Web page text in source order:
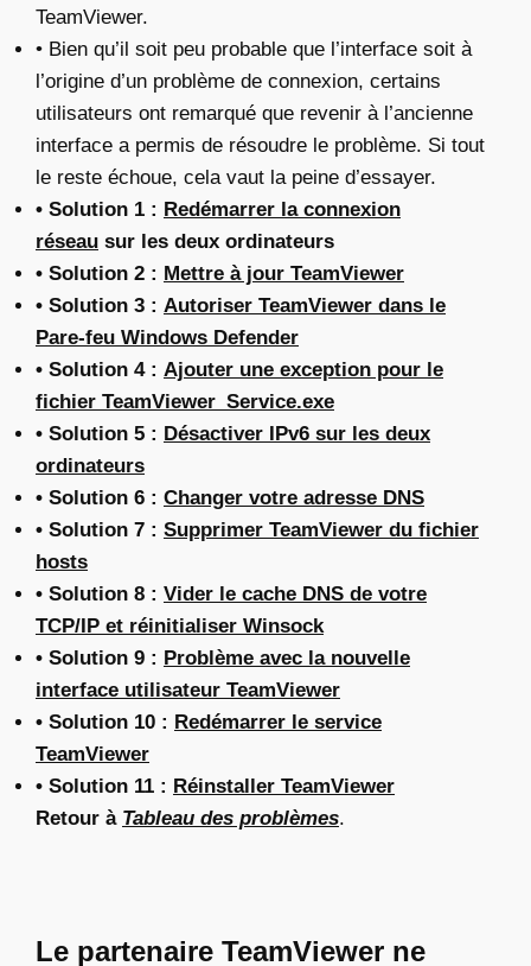
TeamViewer.
• Bien qu’il soit peu probable que l’interface soit à
l’origine d’un problème de connexion, certains
utilisateurs ont remarqué que revenir à l’ancienne
interface a permis de résoudre le problème. Si tout
le reste échoue, cela vaut la peine d’essayer.
• Solution 1 : Redémarrer la connexion
réseau sur les deux ordinateurs
• Solution 2 : Mettre à jour TeamViewer
• Solution 3 : Autoriser TeamViewer dans le
Pare-feu Windows Defender
• Solution 4 : Ajouter une exception pour le
fichier TeamViewer_Service.exe
• Solution 5 : Désactiver IPv6 sur les deux
ordinateurs
• Solution 6 : Changer votre adresse DNS
• Solution 7 : Supprimer TeamViewer du fichier
hosts
• Solution 8 : Vider le cache DNS de votre
TCP/IP et réinitialiser Winsock
• Solution 9 : Problème avec la nouvelle
interface utilisateur TeamViewer
• Solution 10 : Redémarrer le service
TeamViewer
• Solution 11 : Réinstaller TeamViewer
Retour à Tableau des problèmes.
Le partenaire TeamViewer ne